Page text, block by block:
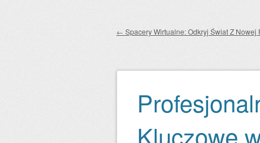
← Spacery Wirtualne: Odkryj Świat Z Nowej
Kluczowe